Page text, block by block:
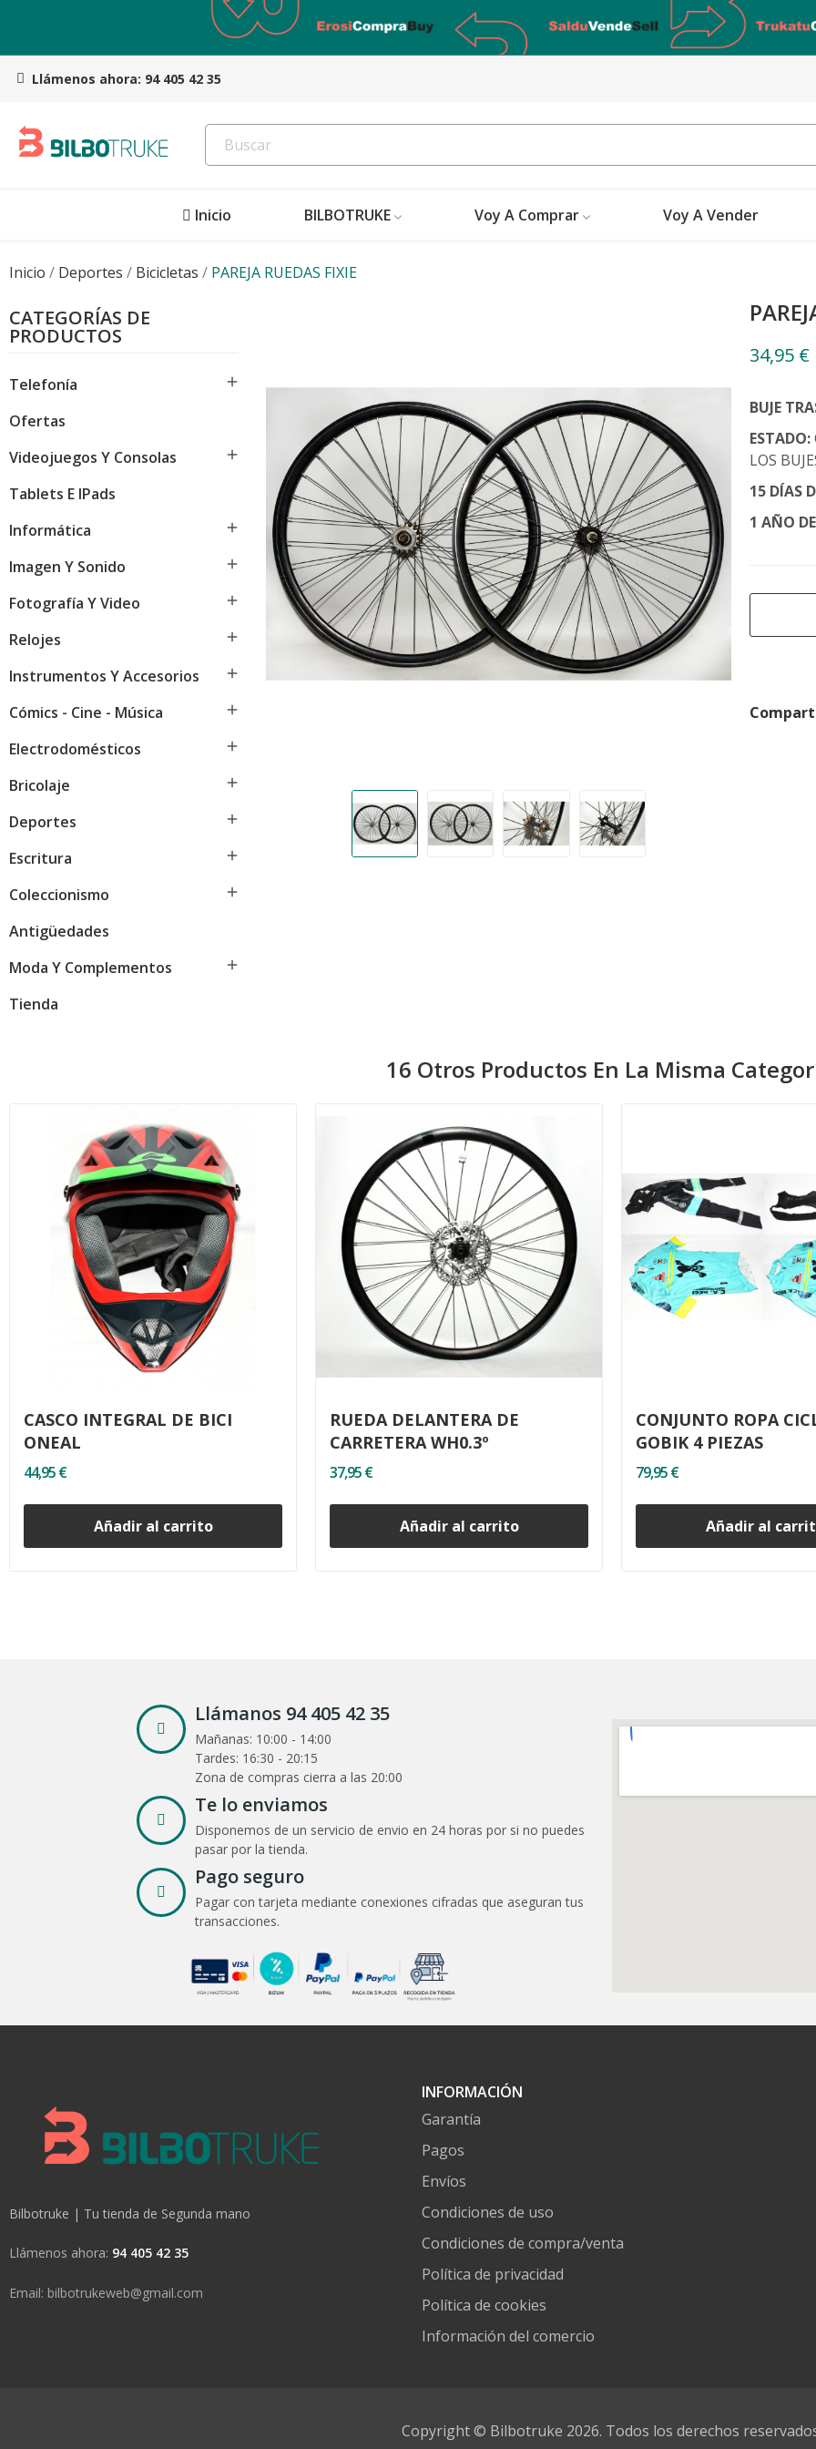
Llámenos ahora: 94 405 42 35
Inicio BILBOTRUKE Voy A Comprar Voy A Vender
Inicio Deportes Bicicletas PAREJA RUEDAS FIXIE
CATEGORÍAS DE
PRODUCTOS
Telefonía 
Ofertas
Videojuegos Y Consolas

Tablets E IPads
Informática

Imagen Y Sonido 
Fotografía Y Video 
Relojes 
Instrumentos Y Accesorios 
Cómics - Cine - Música 
Electrodomésticos 
Bricolaje 
Deportes 
Escritura 
Coleccionismo 
Antigüedades
Moda Y Complementos

Tienda
34,95 €
BUJE
ESTADO:
LOS
15 DÍAS
1 AÑO
16 Otros Productos En La Misma
CASCO INTEGRAL DE BICI
ONEAL
44,95 €
Añadir al carrito
RUEDA DELANTERA DE
CARRETERA WH0.3º
37,95 €
Añadir al carrito
CONJUNTO ROPA
GOBIK 4 PIEZAS
79,95 €
Añadir al
Llámanos 94 405 42 35
Mañanas: 10:00 - 14:00
Tardes: 16:30 - 20:15
Zona de compras cierra a las 20:00
Te lo enviamos
Disponemos de un servicio de envio en 24 horas por si no puedes
pasar por la tienda.
Pago seguro
Pagar con tarjeta mediante conexiones cifradas que aseguran tus
transacciones.
Bilbotruke | Tu tienda de Segunda mano
Llámenos ahora: 94 405 42 35
Email: bilbotrukeweb@gmail.com
INFORMACIÓN
Garantía
Pagos
Envíos
Condiciones de uso
Condiciones de compra/venta
Política de privacidad
Política de cookies
Información del comercio
Copyright © Bilbotruke 2026. Todos los derechos